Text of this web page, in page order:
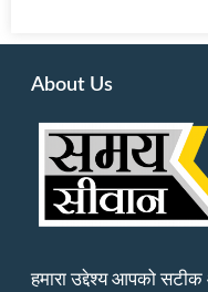
About Us
हमारा उद्देश्य आपको